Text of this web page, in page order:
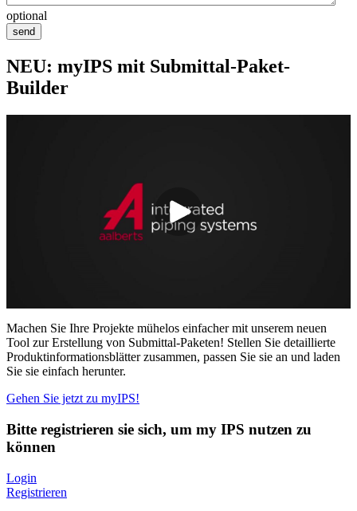
optional
send
NEU: myIPS mit Submittal-Paket-
Builder
Machen Sie Ihre Projekte mühelos einfacher mit unserem neuen
Tool zur Erstellung von Submittal-Paketen! Stellen Sie detaillierte
Produktinformationsblätter zusammen, passen Sie sie an und laden
Sie sie einfach herunter.
Gehen Sie jetzt zu myIPS!
Bitte registrieren sie sich, um my IPS nutzen zu
können
Login
Registrieren